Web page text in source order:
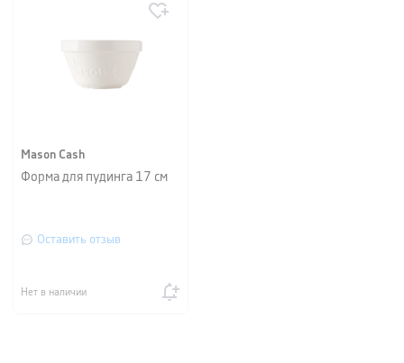
Mason Cash
Форма для пудинга 17 см
Оставить отзыв
Нет в наличии